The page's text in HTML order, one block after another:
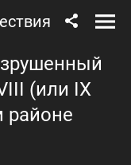
(или IX
районе